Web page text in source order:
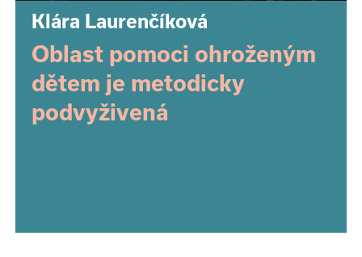
Klára Laurenčíková
Oblast pomoci ohroženým
dětem je metodicky
podvyživená